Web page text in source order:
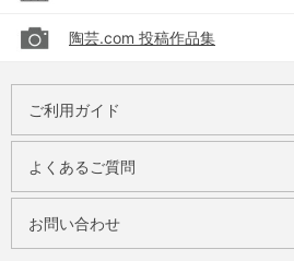
陶芸.com 投稿作品集
ご利用ガイド
よくあるご質問
お問い合わせ